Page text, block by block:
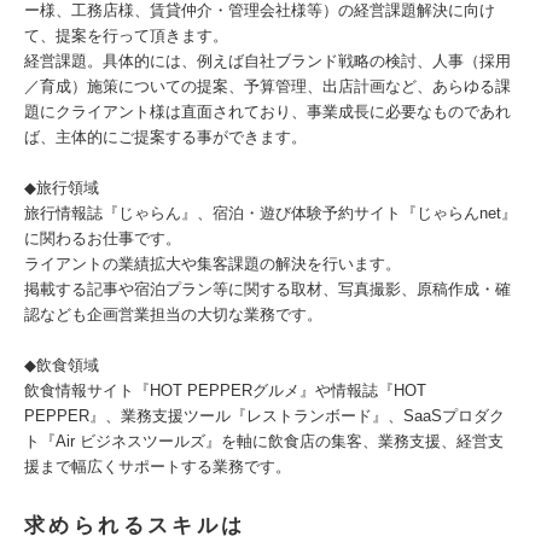
ー様、工務店様、賃貸仲介・管理会社様等）の経営課題解決に向け
て、提案を行って頂きます。
経営課題。具体的には、例えば自社ブランド戦略の検討、人事（採用
／育成）施策についての提案、予算管理、出店計画など、あらゆる課
題にクライアント様は直面されており、事業成長に必要なものであれ
ば、主体的にご提案する事ができます。
◆旅行領域
旅行情報誌『じゃらん』、宿泊・遊び体験予約サイト『じゃらんnet』
に関わるお仕事です。
ライアントの業績拡大や集客課題の解決を行います。
掲載する記事や宿泊プラン等に関する取材、写真撮影、原稿作成・確
認なども企画営業担当の大切な業務です。
◆飲食領域
飲食情報サイト『HOT PEPPERグルメ』や情報誌『HOT
PEPPER』、業務支援ツール『レストランボード』、SaaSプロダク
ト『Air ビジネスツールズ』を軸に飲食店の集客、業務支援、経営支
援まで幅広くサポートする業務です。
求められるスキルは